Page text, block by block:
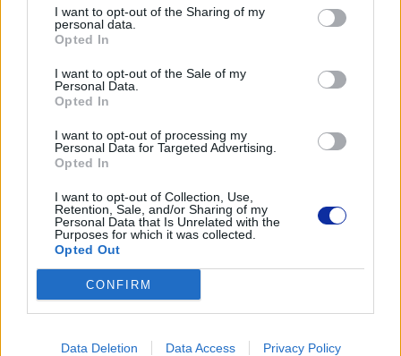
I want to opt-out of the Sharing of my
personal data.
Opted In
I want to opt-out of the Sale of my
Personal Data.
Opted In
I want to opt-out of processing my
Personal Data for Targeted Advertising.
Opted In
I want to opt-out of Collection, Use,
Retention, Sale, and/or Sharing of my
Personal Data that Is Unrelated with the
Purposes for which it was collected.
Opted Out
CONFIRM
Data Deletion Data Access Privacy Policy
tel. (22) 441 63 00
Pomoc techniczna
POLECANE
PRODUKTY: